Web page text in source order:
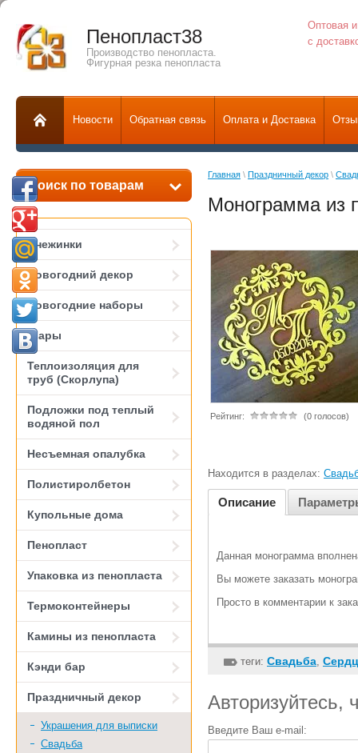
Пенопласт38
Производство пенопласта.
Фигурная резка пенопласта
Оптовая
с
Новости Обратная связь Оплата и Доставка
Поиск по товарам
Снежинки
Новогодний декор
Новогодние наборы
Шары
Теплоизоляция для
труб (Скорлупа)
Подложки под теплый
водяной пол
Несъемная опалубка
Полистиролбетон
Купольные дома
Пенопласт
Упаковка из пенопласта
Термоконтейнеры
Камины из пенопласта
Кэнди бар
Праздничный декор
Украшения для выписки
Свадьба
Главная \ Праздничный декор \
Монограмма из
Рейтинг: (0 голосов)
Находится в разделах:
Описание
Данная монограмма
Вы можете заказать
Просто в комментарии к
теги: Свадьба,
Авторизуйтесь,
Введите Ваш e-mail: